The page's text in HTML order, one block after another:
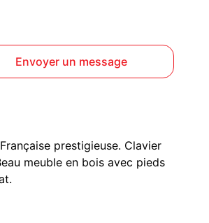
Envoyer un message
prestigieuse. Clavier
meuble en bois avec pieds